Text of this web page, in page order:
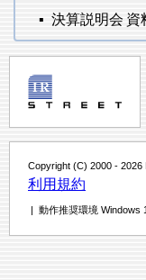
▪ 決算説明会
Copyright (C) 2000 - 2026
利用規約
| 動作推奨環境 Windows